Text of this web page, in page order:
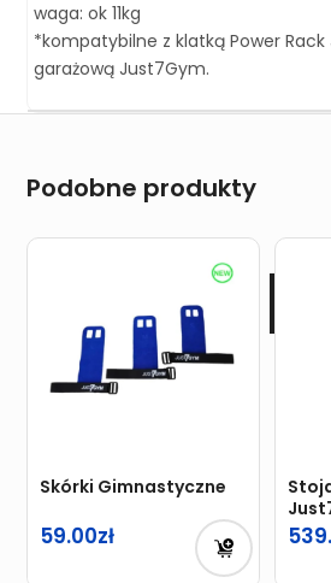
waga: ok 11kg
*kompatybilne z klatką Power
garażową Just7Gym.
Podobne produkty
Skórki Gimnastyczne
59.00